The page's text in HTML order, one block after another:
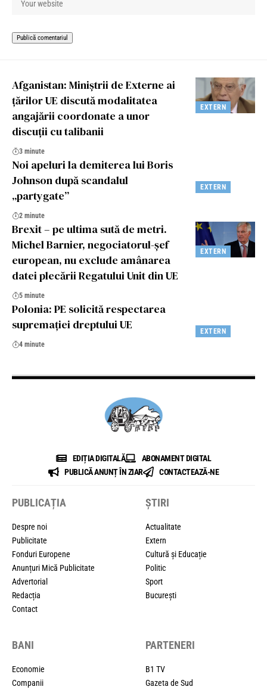
EXTERN
Afganistan: Miniștrii de Externe ai
țărilor UE discută modalitatea
angajării coordonate a unor
discuții cu talibanii
3 minute
EXTERN
Noi apeluri la demiterea lui Boris
Johnson după scandalul
„partygate”
2 minute
EXTERN
Brexit – pe ultima sută de metri.
Michel Barnier, negociatorul-șef
european, nu exclude amânarea
datei plecării Regatului Unit din UE
5 minute
EXTERN
Polonia: PE solicită respectarea
supremației dreptului UE
4 minute
EDIȚIA DIGITALĂ
ABONAMENT DIGITAL
PUBLICĂ ANUNȚ ÎN ZIAR
CONTACTEAZĂ-NE
PUBLICAȚIA
Despre noi
Publicitate
Fonduri Europene
Anunțuri Mică Publicitate
Advertorial
Redacția
Contact
ȘTIRI
Actualitate
Extern
Cultură și Educație
Politic
Sport
București
BANI
Economie
Companii
PARTENERI
B1 TV
Gazeta de Sud